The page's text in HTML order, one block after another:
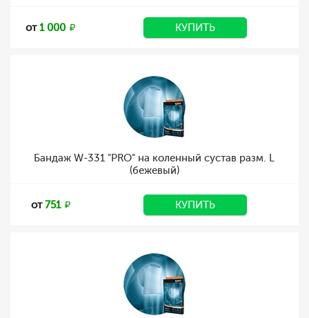
от1 000 КУПИТЬ
Бандаж W-331 "PRO" на коленный сустав разм. L
(бежевый)
от751 КУПИТЬ